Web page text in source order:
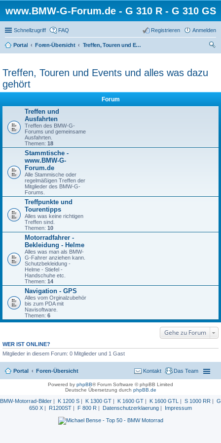
www.BMW-G-Forum.de - G 310 R - G 310 GS
Schnellzugriff FAQ Anmelden
Registrieren
Portal Foren-Übersicht
Treffen, Touren und Events und alles was dazu gehört
Treffen, Touren und Events und alles was dazu
gehört
Forum
Treffen und
Ausfahrten
Treffen des BMW-G-
Forums und gemeinsame
Ausfahrten.
Themen: 18
Stammtische -
www.BMW-G-
Forum.de
Alle Stammische oder
regelmäßigen Treffen der
Mitglieder des BMW-G-
Forums.
Treffpunkte und
Tourentipps
Alles was keine richtigen
Treffen sind.
Themen: 10
Motorradfahrer -
Bekleidung - Helme
Alles was man als BMW-
G-Fahrer anziehen kann.
Schutzbekleidung -
Helme - Stiefel -
Handschuhe etc.
Themen: 14
Navigation - GPS
Alles vom Orginalzubehör
bis zum PDA mit
Navisoftware.
Themen: 6
Gehe zu Forum
WER IST ONLINE?
Mitglieder in diesem Forum: 0 Mitglieder und 1 Gast
Portal Foren-Übersicht Das Team
Kontakt
Powered by phpBB® Forum Software © phpBB Limited
Deutsche Übersetzung durch phpBB.de
BMW-Motorrad-Bilder | K 1200 S | K 1300 GT | K 1600 GT | K 1600 GTL | S 1000 RR | G
650 X | R1200ST | F 800 R | Datenschutzerklaerung | Impressum